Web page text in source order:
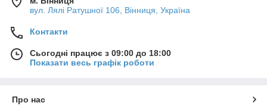
вул. Лялі Ратушної 106, Вінниця, Україна
Контакти
Сьогодні працює з 09:00 до 18:00
Показати весь графік роботи
Про нас